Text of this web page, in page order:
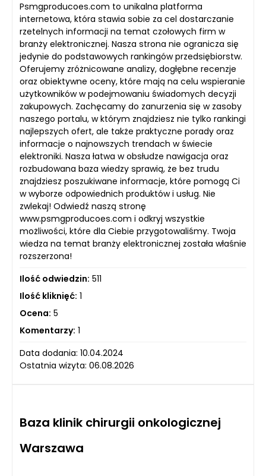
Psmgproducoes.com to unikalna platforma
internetowa, która stawia sobie za cel dostarczanie
rzetelnych informacji na temat czołowych firm w
branży elektronicznej. Nasza strona nie ogranicza się
jedynie do podstawowych rankingów przedsiębiorstw.
Oferujemy zróżnicowane analizy, dogłębne recenzje
oraz obiektywne oceny, które mają na celu wspieranie
użytkowników w podejmowaniu świadomych decyzji
zakupowych. Zachęcamy do zanurzenia się w zasoby
naszego portalu, w którym znajdziesz nie tylko rankingi
najlepszych ofert, ale także praktyczne porady oraz
informacje o najnowszych trendach w świecie
elektroniki. Nasza łatwa w obsłudze nawigacja oraz
rozbudowana baza wiedzy sprawią, że bez trudu
znajdziesz poszukiwane informacje, które pomogą Ci
w wyborze odpowiednich produktów i usług. Nie
zwlekaj! Odwiedź naszą stronę
www.psmgproducoes.com i odkryj wszystkie
możliwości, które dla Ciebie przygotowaliśmy. Twoja
wiedza na temat branży elektronicznej została właśnie
rozszerzona!
Ilość odwiedzin: 511
Ilość kliknięć: 1
Ocena: 5
Komentarzy: 1
Data dodania: 10.04.2024
Ostatnia wizyta: 06.08.2026
Baza klinik chirurgii onkologicznej
Warszawa